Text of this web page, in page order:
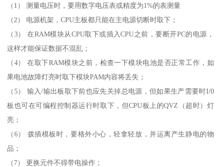
（1） 测量电压时，要用数字电压表或精度为1%的表测量
（2） 电源机架，CPU主板都只能在主电源切断时取下；
（3） 在RAM模块从CPU取下或插入CPU之前，要断开PC的电源，
这样才能保证数据不混乱；
（4） 在取下RAM模块之前，检查一下模块电池是否正常工作，如
果电池故障灯亮时取下模块PAM内容将丢失；
（5） 输入/输出板取下前也应先关掉总电源，但如果生产需要时I/0
板也可在可编程控制器运行时取下，但CPU板上的QVZ（超时）灯
亮；
（6） 拨插模板时，要格外小心，轻拿轻放，并运离产生静电的物
品；
（7） 更换元件不得带电操作；